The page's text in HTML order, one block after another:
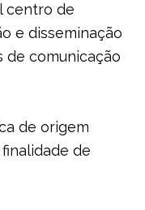
centro de
e disseminação
comunicação
de origem
de